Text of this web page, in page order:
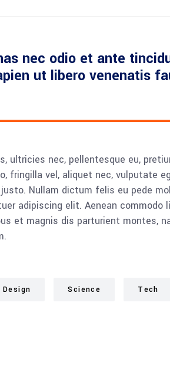
nec odio et ante
ut libero venenatis
ultricies nec, pellentesque eu,
fringilla vel, aliquet nec, vulputate
Nullam dictum felis eu pede
adipiscing elit. Aenean commodo
et magnis dis parturient montes,
Design Science Tech